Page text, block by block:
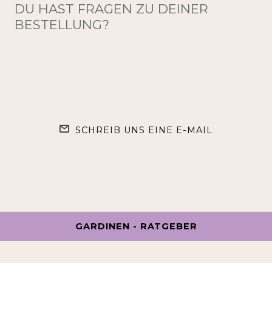
DU HAST FRAGEN ZU DEINER
BESTELLUNG?
SCHREIB UNS EINE E-MAIL
GARDINEN - RATGEBER